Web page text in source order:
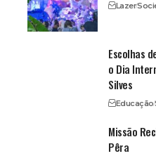
Lazer
Escolhas
o Dia
Silves
Educação
Missão
Pêra